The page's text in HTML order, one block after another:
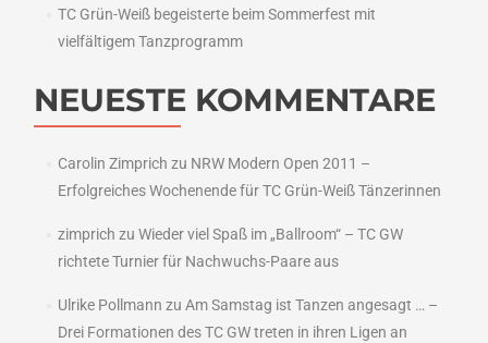
TC Grün-Weiß begeisterte beim Sommerfest mit
vielfältigem Tanzprogramm
NEUESTE KOMMENTARE
Carolin Zimprich zu NRW Modern Open 2011 –
Erfolgreiches Wochenende für TC Grün-Weiß Tänzerinnen
zimprich zu Wieder viel Spaß im „Ballroom“ – TC GW
richtete Turnier für Nachwuchs-Paare aus
Ulrike Pollmann zu Am Samstag ist Tanzen angesagt … –
Drei Formationen des TC GW treten in ihren Ligen an